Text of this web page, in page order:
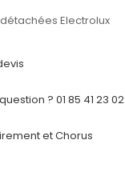
Electrolux
? 01 85 41 23 02
et Chorus